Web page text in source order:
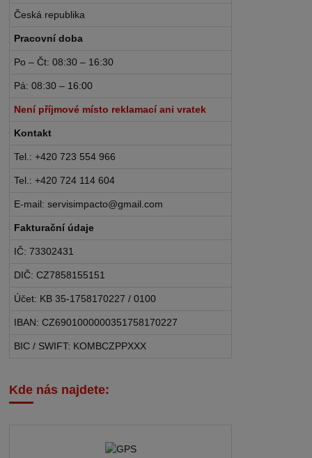
Česká republika
Pracovní doba
Po – Čt: 08:30 – 16:30
Pá: 08:30 – 16:00
Není příjmové místo reklamací ani vratek
Kontakt
Tel.: +420 723 554 966
Tel.: +420 724 114 604
E-mail: servisimpacto@gmail.com
Fakturační údaje
IČ: 73302431
DIČ: CZ7858155151
Účet: KB 35-1758170227 / 0100
IBAN: CZ6901000000351758170227
BIC / SWIFT: KOMBCZPPXXX
Kde nás najdete: